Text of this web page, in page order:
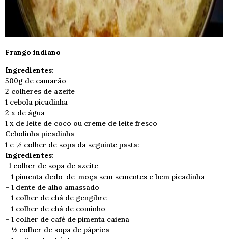
Frango indiano
Ingredientes:
500g de camarão
2 colheres de azeite
1 cebola picadinha
2 x de água
1 x de leite de coco ou creme de leite fresco
Cebolinha picadinha
1 e ½ colher de sopa da seguinte pasta:
Ingredientes:
-1 colher de sopa de azeite
– 1 pimenta dedo-de-moça sem sementes e bem picadinha
– 1 dente de alho amassado
– 1 colher de chá de gengibre
– 1 colher de chá de cominho
– 1 colher de café de pimenta caiena
– ½ colher de sopa de páprica